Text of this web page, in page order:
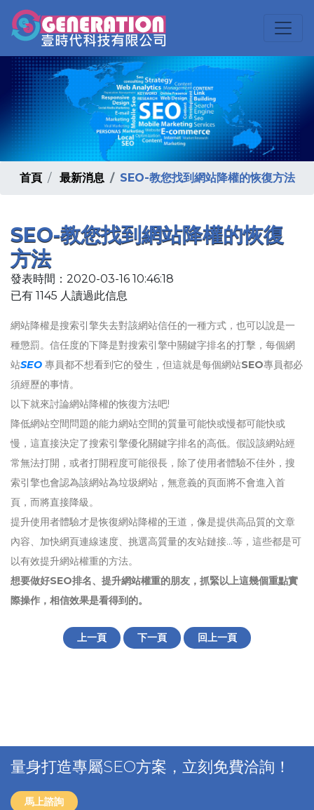
首頁 最新消息 SEO-教您找到網站降權的恢復方法
SEO-教您找到網站降權的恢復
方法
發表時間：2020-03-16 10:46:18
已有 1145 人讀過此信息
網站降權是搜索引擎失去對該網站信任的一種方式，也可以說是一
種懲罰。信任度的下降是對搜索引擎中關鍵字排名的打擊，每個網
站SEO 專員都不想看到它的發生，但這就是每個網站SEO專員都必
須經歷的事情。
以下就來討論網站降權的恢復方法吧!
降低網站空間問題的能力網站空間的質量可能快或慢都可能快或
慢，這直接決定了搜索引擎優化關鍵字排名的高低。假設該網站經
常無法打開，或者打開程度可能很長，除了使用者體驗不佳外，搜
索引擎也會認為該網站為垃圾網站，無意義的頁面將不會進入首
頁，而將直接降級。
提升使用者體驗才是恢復網站降權的王道，像是提供高品質的文章
內容、加快網頁連線速度、挑選高質量的友站鏈接...等，這些都是可
以有效提升網站權重的方法。
想要做好SEO排名、提升網站權重的朋友，抓緊以上這幾個重點實
際操作，相信效果是看得到的。
上一頁 下一頁 回上一頁
量身打造專屬SEO方案，立刻免費洽詢！
馬上諮詢